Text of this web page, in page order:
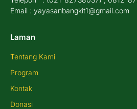
Email : yayasanbangkit1@gmail.com
Laman
Tentang Kami
Program
Kontak
Donasi